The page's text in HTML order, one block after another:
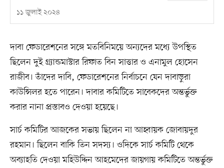
১১ জুলাই ২০২৪
দাবা ফেডারেশনের সঙ্গে মতবিনিময়ে অন্যদের মধ্যে উপস্থিত
ছিলেন দুই গ্র্যান্ডমাস্টার রিফাত বিন সাত্তার ও এনামুল হোসেন
রাজীব। তাঁদের দাবি, ফেডারেশনের নির্বাচনে যেন দাবাড়ুরা
কাউন্সিলর হতে পারেন। দাবার কমিটিতে সাবেকদের অন্তর্ভুক্ত
করার নানা প্রস্তাবও দেওয়া হয়েছে।
সার্চ কমিটির আজকের সভায় ছিলেন না আহ্বায়ক জোবায়দুর
রহমান। ছিলেন বাকি তিন সদস্য। ওদিকে সার্চ কমিটি থেকে
অব্যাহতি দেওয়া মহিউদ্দিন আহমেদের জায়গায় কমিটিতে অন্তর্ভুক্ত